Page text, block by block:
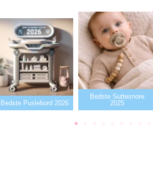
Bedste Puslebord 2026
Bedste Suttesnore
2025